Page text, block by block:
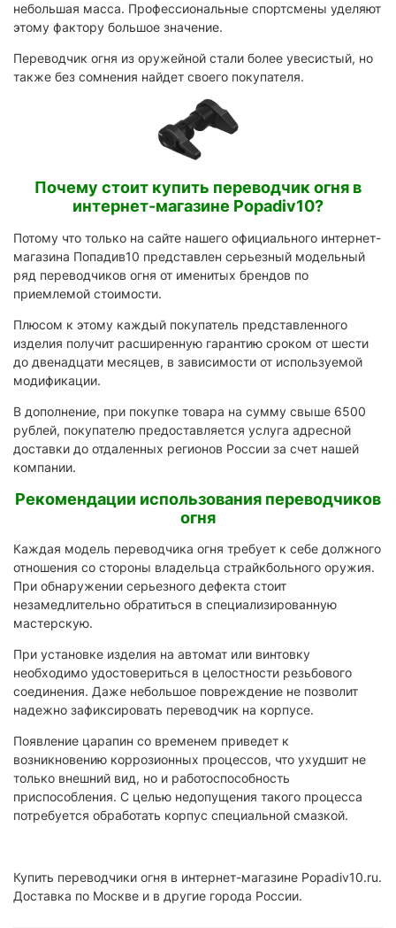
небольшая масса. Профессиональные спортсмены уделяют
этому фактору большое значение.
Переводчик огня из оружейной стали более увесистый, но
также без сомнения найдет своего покупателя.
Почему стоит купить переводчик огня в
интернет-магазине Popadiv10?
Потому что только на сайте нашего официального интернет-
магазина Попадив10 представлен серьезный модельный
ряд переводчиков огня от именитых брендов по
приемлемой стоимости.
Плюсом к этому каждый покупатель представленного
изделия получит расширенную гарантию сроком от шести
до двенадцати месяцев, в зависимости от используемой
модификации.
В дополнение, при покупке товара на сумму свыше 6500
рублей, покупателю предоставляется услуга адресной
доставки до отдаленных регионов России за счет нашей
компании.
Рекомендации использования переводчиков
огня
Каждая модель переводчика огня требует к себе должного
отношения со стороны владельца страйкбольного оружия.
При обнаружении серьезного дефекта стоит
незамедлительно обратиться в специализированную
мастерскую.
При установке изделия на автомат или винтовку
необходимо удостовериться в целостности резьбового
соединения. Даже небольшое повреждение не позволит
надежно зафиксировать переводчик на корпусе.
Появление царапин со временем приведет к
возникновению коррозионных процессов, что ухудшит не
только внешний вид, но и работоспособность
приспособления. С целью недопущения такого процесса
потребуется обработать корпус специальной смазкой.
Купить переводчики огня в интернет-магазине Popadiv10.ru.
Доставка по Москве и в другие города России.